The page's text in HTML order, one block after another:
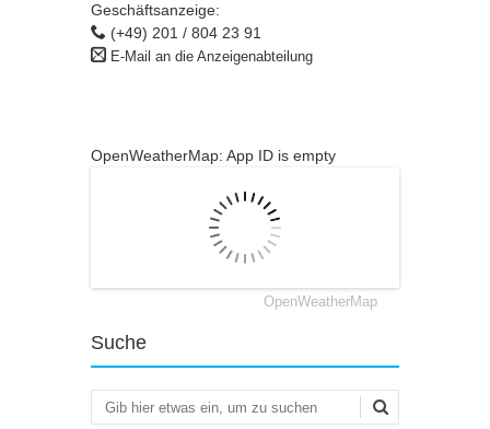
Geschäftsanzeige:
(+49) 201 / 804 23 91
E-Mail an die Anzeigenabteilung
OpenWeatherMap: App ID is empty
OpenWeatherMap
Suche
Suchen